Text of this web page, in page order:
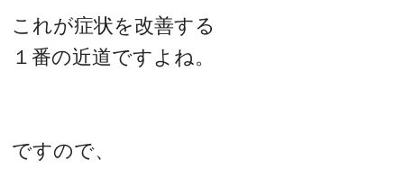
これが症状を改善する
１番の近道ですよね。
ですので、